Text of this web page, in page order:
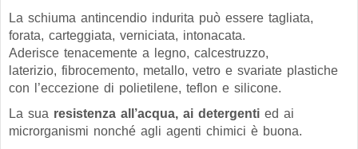
La schiuma antincendio indurita può essere tagliata,
forata, carteggiata, verniciata, intonacata.
Aderisce tenacemente a legno, calcestruzzo,
laterizio, fibrocemento, metallo, vetro e svariate plastiche
con l’eccezione di polietilene, teflon e silicone.
La sua resistenza all’acqua, ai detergenti ed ai
microrganismi nonché agli agenti chimici è buona.